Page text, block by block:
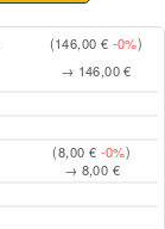
(146,00 € -0%)
→ 146,00 €
(8,00 € -0%)
→ 8,00 €